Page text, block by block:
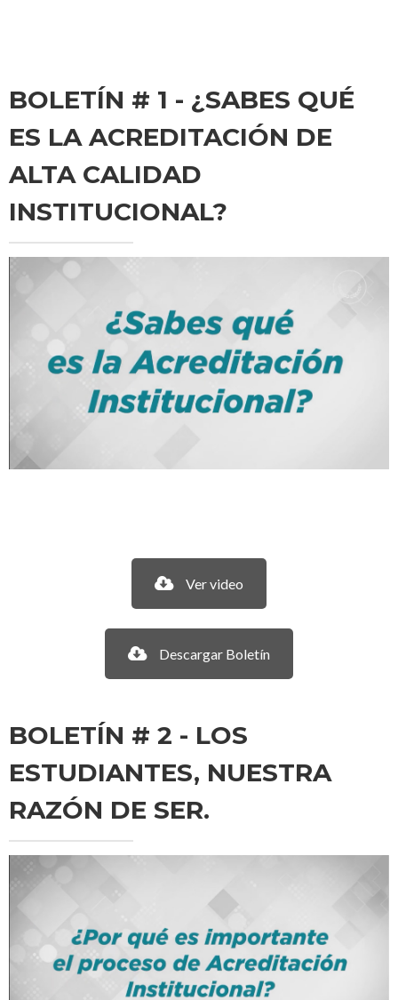
BOLETÍN # 1 - ¿SABES QUÉ
ES LA ACREDITACIÓN DE
ALTA CALIDAD
INSTITUCIONAL?
Ver video
Descargar Boletín
BOLETÍN # 2 - LOS
ESTUDIANTES, NUESTRA
RAZÓN DE SER.